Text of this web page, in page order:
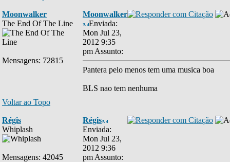
Moonwalker
The End Of The Line
Mensagens: 72815
Moonwalker
Enviada:
Mon Jul 23,
2012 9:35
pm Assunto:
Pantera pelo menos tem uma musica boa
BLS nao tem nenhuma
Voltar ao Topo
Régis
Whiplash
Mensagens: 42045
Régis
Enviada:
Mon Jul 23,
2012 9:36
pm Assunto: